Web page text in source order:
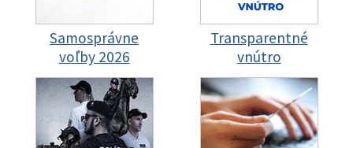
Samosprávne
voľby 2026
Transparentné
vnútro